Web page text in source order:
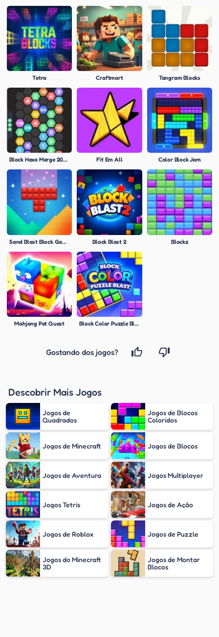
Tetra Craftmart Tangram Blocks
Block Hexa Merge 2048 Fit Em All Color Block Jam
Sand Blast Block Game Block Blast 2 Blockz
Mahjong Pet Quest Block Color Puzzle Blast
Gostando dos jogos?
Descobrir Mais Jogos
Jogos de
Quadrados
Jogos de Blocos
Coloridos
Jogos de Minecraft Jogos de Blocos
Jogos de Aventura Jogos Multiplayer
Jogos Tetris Jogos de Ação
Jogos de Roblox Jogos de Puzzle
Jogos do Minecraft
3D
Jogos de Montar
Blocos